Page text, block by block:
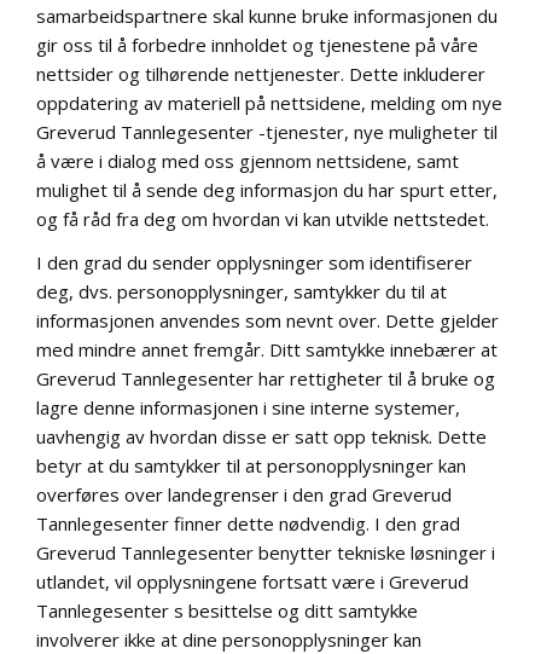
samarbeidspartnere skal kunne bruke informasjonen du
gir oss til å forbedre innholdet og tjenestene på våre
nettsider og tilhørende nettjenester. Dette inkluderer
oppdatering av materiell på nettsidene, melding om nye
Greverud Tannlegesenter -tjenester, nye muligheter til
å være i dialog med oss gjennom nettsidene, samt
mulighet til å sende deg informasjon du har spurt etter,
og få råd fra deg om hvordan vi kan utvikle nettstedet.
I den grad du sender opplysninger som identifiserer
deg, dvs. personopplysninger, samtykker du til at
informasjonen anvendes som nevnt over. Dette gjelder
med mindre annet fremgår. Ditt samtykke innebærer at
Greverud Tannlegesenter har rettigheter til å bruke og
lagre denne informasjonen i sine interne systemer,
uavhengig av hvordan disse er satt opp teknisk. Dette
betyr at du samtykker til at personopplysninger kan
overføres over landegrenser i den grad Greverud
Tannlegesenter finner dette nødvendig. I den grad
Greverud Tannlegesenter benytter tekniske løsninger i
utlandet, vil opplysningene fortsatt være i Greverud
Tannlegesenter s besittelse og ditt samtykke
involverer ikke at dine personopplysninger kan